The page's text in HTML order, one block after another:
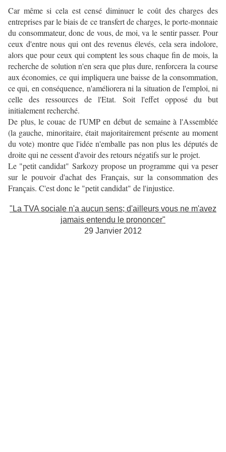
Car même si cela est censé diminuer le coût des charges des
entreprises par le biais de ce transfert de charges, le porte-monnaie
du consommateur, donc de vous, de moi, va le sentir passer. Pour
ceux d'entre nous qui ont des revenus élevés, cela sera indolore,
alors que pour ceux qui comptent les sous chaque fin de mois, la
recherche de solution n'en sera que plus dure, renforcera la course
aux économies, ce qui impliquera une baisse de la consommation,
ce qui, en conséquence, n'améliorera ni la situation de l'emploi, ni
celle des ressources de l'Etat. Soit l'effet opposé du but
initialement recherché.
De plus, le couac de l'UMP en début de semaine à l'Assemblée
(la gauche, minoritaire, était majoritairement présente au moment
du vote) montre que l'idée n'emballe pas non plus les députés de
droite qui ne cessent d'avoir des retours négatifs sur le projet.
Le "petit candidat" Sarkozy propose un programme qui va peser
sur le pouvoir d'achat des Français, sur la consommation des
Français. C'est donc le "petit candidat" de l'injustice.
"La TVA sociale n'a aucun sens; d'ailleurs vous ne m'avez
jamais entendu le prononcer"
29 Janvier 2012